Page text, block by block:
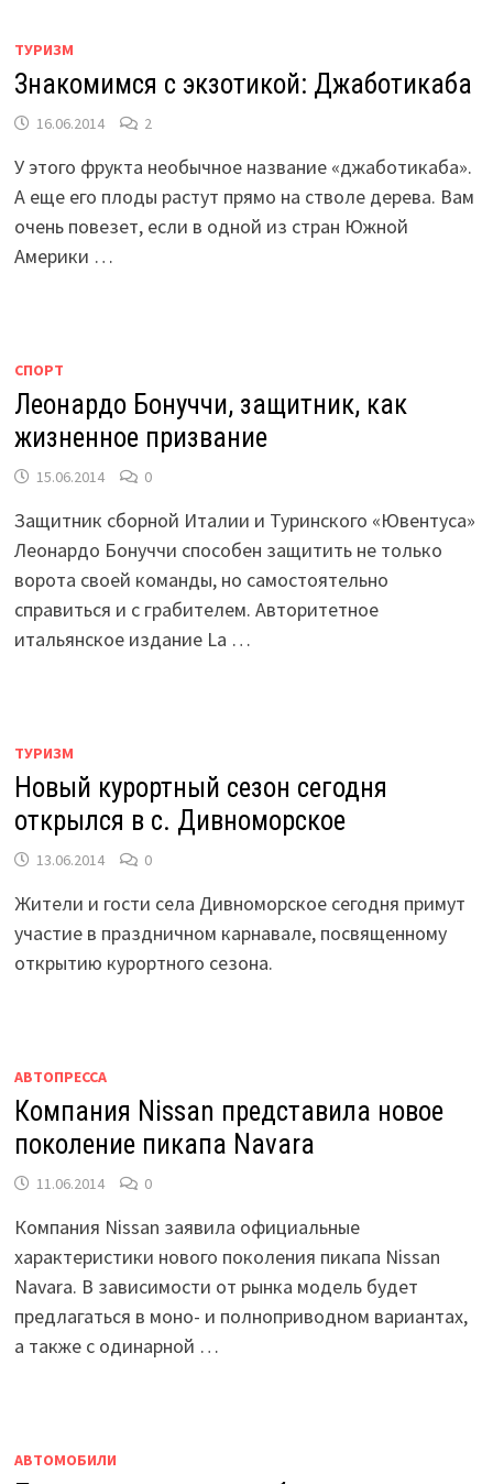
ТУРИЗМ
Знакомимся с экзотикой: Джаботикаба
16.06.2014 2
У этого фрукта необычное название «джаботикаба».
А еще его плоды растут прямо на стволе дерева. Вам
очень повезет, если в одной из стран Южной
Америки …
СПОРТ
Леонардо Бонуччи, защитник, как
жизненное призвание
15.06.2014 0
Защитник сборной Италии и Туринского «Ювентуса»
Леонардо Бонуччи способен защитить не только
ворота своей команды, но самостоятельно
справиться и с грабителем. Авторитетное
итальянское издание La …
ТУРИЗМ
Новый курортный сезон сегодня
открылся в с. Дивноморское
13.06.2014 0
Жители и гости села Дивноморское сегодня примут
участие в праздничном карнавале, посвященному
открытию курортного сезона.
АВТОПРЕССА
Компания Nissan представила новое
поколение пикапа Navara
11.06.2014 0
Компания Nissan заявила официальные
характеристики нового поколения пикапа Nissan
Navara. В зависимости от рынка модель будет
предлагаться в моно- и полноприводном вариантах,
а также с одинарной …
АВТОМОБИЛИ